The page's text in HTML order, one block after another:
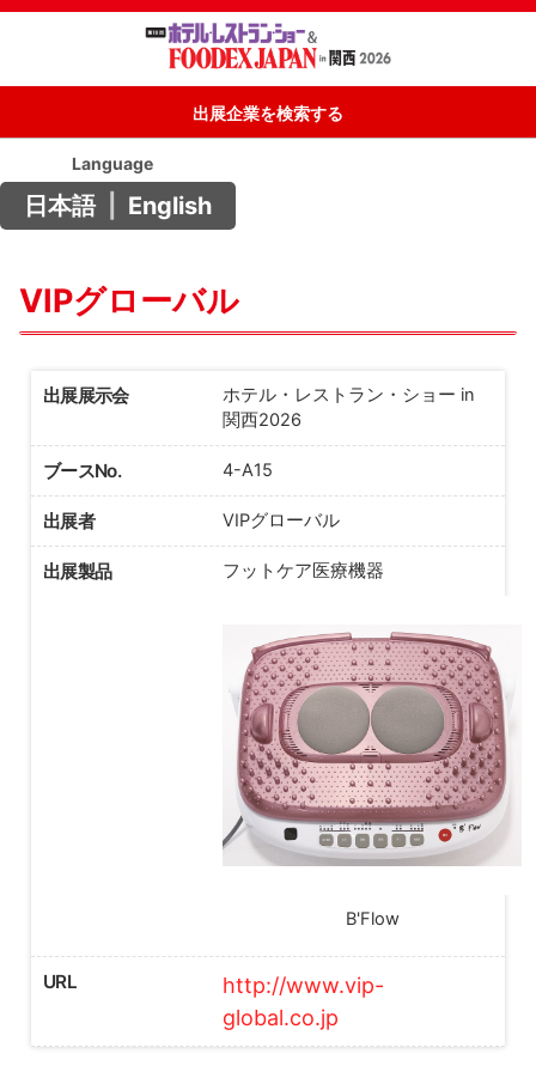
出展企業を検索する
Language
日本語 English
VIPグローバル
出展展示会
ホテル・レストラン・ショー in
関西2026
ブースNo. 4-A15
出展者 VIPグローバル
出展製品 フットケア医療機器
B'Flow
URL
http://www.vip-
global.co.jp